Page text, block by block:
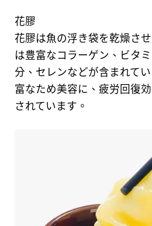
花膠
花膠は魚の浮き袋を乾燥さ
は豊富なコラーゲン、ビタ
分、セレンなどが含まれて
富なため美容に、疲労回復
されています。